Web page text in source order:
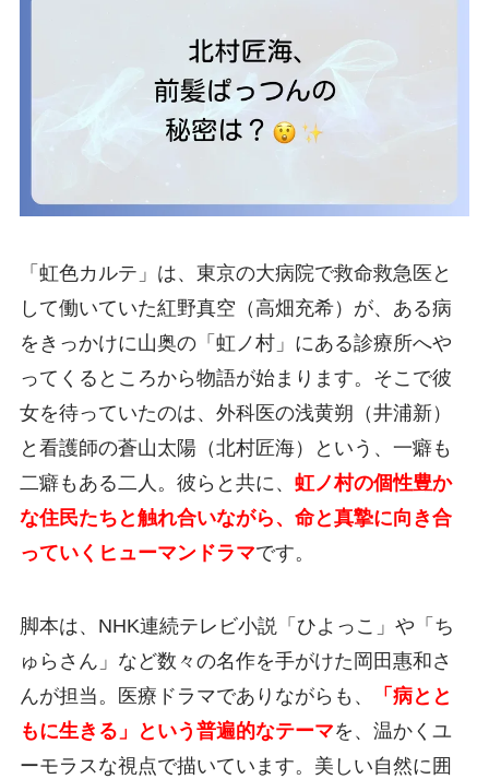
「虹色カルテ」は、東京の大病院で救命救急医と
して働いていた紅野真空（高畑充希）が、ある病
をきっかけに山奥の「虹ノ村」にある診療所へや
ってくるところから物語が始まります。そこで彼
女を待っていたのは、外科医の浅黄朔（井浦新）
と看護師の蒼山太陽（北村匠海）という、一癖も
二癖もある二人。彼らと共に、 虹ノ村の個性豊か
な住民たちと触れ合いながら、命と真摯に向き合
っていくヒューマンドラマです。
脚本は、NHK連続テレビ小説「ひよっこ」や「ち
ゅらさん」など数々の名作を手がけた岡田惠和さ
んが担当。医療ドラマでありながらも、
「病とと
もに生きる」という普遍的なテーマを、温かくユ
ーモラスな視点で描いています。美しい自然に囲